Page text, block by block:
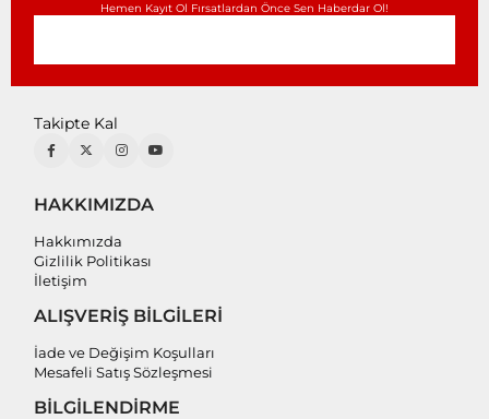
Hemen Kayıt Ol Fırsatlardan Önce Sen Haberdar Ol!
Takipte Kal
HAKKIMIZDA
Hakkımızda
Gizlilik Politikası
İletişim
ALIŞVERİŞ BİLGİLERİ
İade ve Değişim Koşulları
Mesafeli Satış Sözleşmesi
BİLGİLENDİRME